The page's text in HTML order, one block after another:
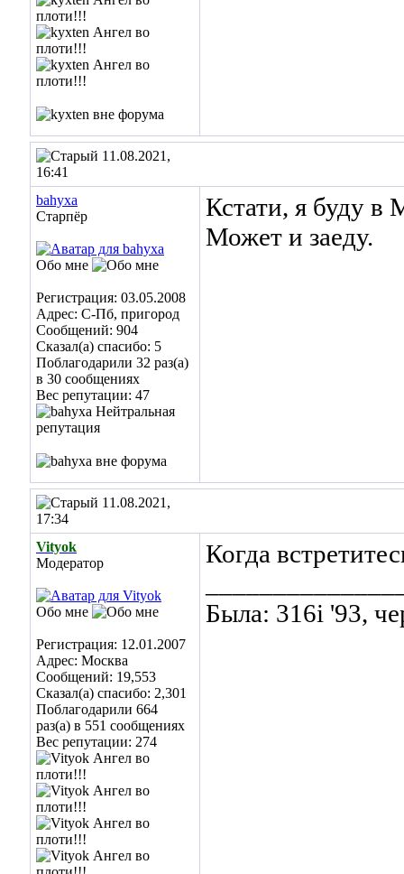
11.08.2021,
16:41
bahyxa
Старпёр
Обо мне
Регистрация: 03.05.2008
Адрес: С-Пб, пригород
Сообщений: 904
Сказал(а) спасибо: 5
Поблагодарили 32 раз(а)
в 30 сообщениях
Вес репутации: 47
Кстати, я буду в
Может и заеду.
11.08.2021,
17:34
Vityok
Модератор
Обо мне
Регистрация: 12.01.2007
Адрес: Москва
Сообщений: 19,553
Сказал(а) спасибо: 2,301
Поблагодарили 664
раз(а) в 551 сообщениях
Вес репутации: 274
Когда
Была: 316i '93,